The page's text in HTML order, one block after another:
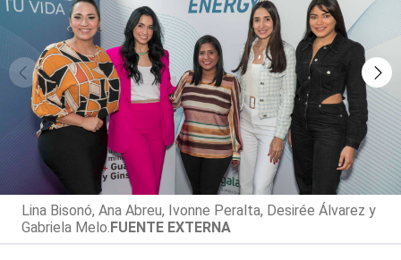
Lina Bisonó, Ana Abreu, Ivonne Peralta, Desirée Álvarez y
Gabriela Melo.FUENTE EXTERNA